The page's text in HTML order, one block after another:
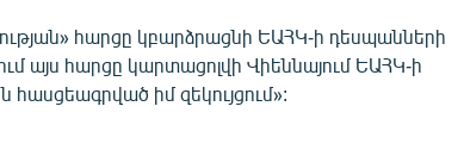
հարցը կբարձրացնի ԵԱՀԿ-ի դեսպանների
այս հարցը կարտացոլվի Վիեննայում ԵԱՀԿ-ի
իմ զեկույցում»: